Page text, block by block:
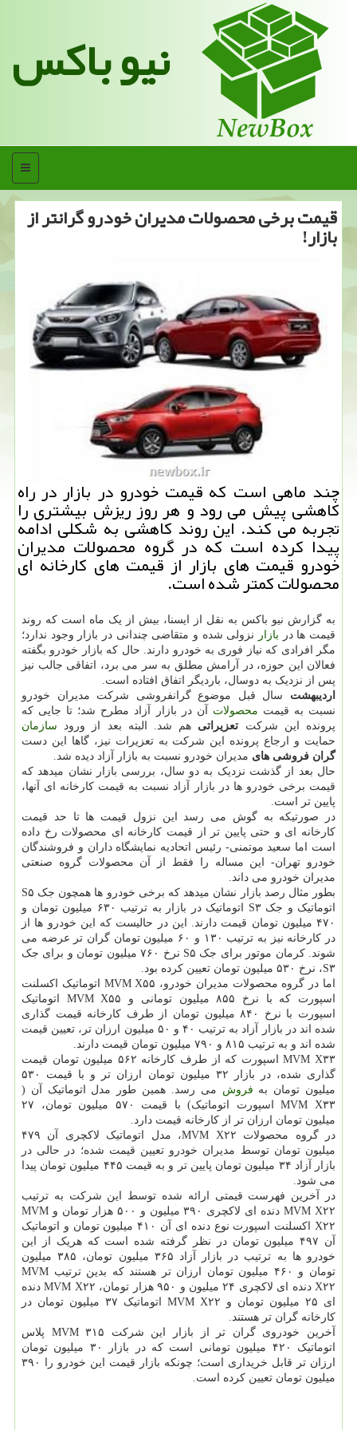
نیو باکس
منو
قیمت برخی محصولات مدیران خودرو گرانتر از
بازار!
چند ماهی است که قیمت خودرو در بازار در راه
کاهشی پیش می رود و هر روز ریزش بیشتری را
تجربه می کند. این روند کاهشی به شکلی ادامه
پیدا کرده است که در گروه محصولات مدیران
خودرو قیمت های بازار از قیمت های کارخانه ای
محصولات کمتر شده است.
به گزارش نیو باکس به نقل از ایسنا، بیش از یک ماه است که روند
قیمت ها در بازار
نزولی شده و متقاضی چندانی در بازار وجود ندارد؛
مگر افرادی که نیاز فوری به خودرو دارند. حال که بازار خودرو بگفته
فعالان این حوزه، در آرامش مطلق به سر می برد، اتفاقی جالب نیز
پس از نزدیک به دوسال، باردیگر اتفاق افتاده است.
اردیبهشت سال قبل موضوع گرانفروشی شرکت مدیران خودرو
نسبت به قیمت محصولات آن در بازار آزاد مطرح شد؛ تا جایی که
پرونده این شرکت تعزیراتی هم شد. البته بعد از ورود سازمان
حمایت و ارجاع پرونده این شرکت به تعزیرات نیز، گاها این دست
گران فروشی های مدیران خودرو نسبت به بازار آزاد دیده شد.
حال بعد از گذشت نزدیک به دو سال، بررسی بازار نشان میدهد که
قیمت برخی خودرو ها در بازار آزاد نسبت به قیمت کارخانه ای آنها،
پایین تر است.
در صورتیکه به گوش می رسد این نزول قیمت ها تا حد قیمت
کارخانه ای و حتی پایین تر از قیمت کارخانه ای محصولات رخ داده
است اما سعید موتمنی- رئیس اتحادیه نمایشگاه داران و فروشندگان
خودرو تهران- این مساله را فقط از آن محصولات گروه صنعتی
مدیران خودرو می داند.
بطور مثال رصد بازار نشان میدهد که برخی خودرو ها همچون جک S۵
اتوماتیک و جک S۳ اتوماتیک در بازار به ترتیب ۶۳۰ میلیون تومان و
۴۷۰ میلیون تومان قیمت دارند. این در حالیست که این خودرو ها از
در کارخانه نیز به ترتیب ۱۳۰ و ۶۰ میلیون تومان گران تر عرضه می
شوند. کرمان موتور برای جک S۵ نرخ ۷۶۰ میلیون تومان و برای جک
S۳، نرخ ۵۳۰ میلیون تومان تعیین کرده بود.
اما در گروه محصولات مدیران خودرو، MVM X۵۵ اتوماتیک اکسلنت
اسپورت که با نرخ ۸۵۵ میلیون تومانی و MVM X۵۵ اتوماتیک
اسپورت با نرخ ۸۴۰ میلیون تومان از طرف کارخانه قیمت گذاری
شده اند در بازار آزاد به ترتیب ۴۰ و ۵۰ میلیون ارزان تر، تعیین قیمت
شده اند و به ترتیب ۸۱۵ و ۷۹۰ میلیون تومان قیمت دارند.
MVM X۳۳ اسپورت که از طرف کارخانه ۵۶۲ میلیون تومان قیمت
گذاری شده، در بازار ۳۲ میلیون تومان ارزان تر و با قیمت ۵۳۰
میلیون تومان به فروش می رسد. همین طور مدل اتوماتیک آن (
MVM X۳۳ اسپورت اتوماتیک) با قیمت ۵۷۰ میلیون تومان، ۲۷
میلیون تومان ارزان تر از کارخانه قیمت دارد.
در گروه محصولات MVM X۲۲، مدل اتوماتیک لاکچری آن ۴۷۹
میلیون تومان توسط مدیران خودرو تعیین قیمت شده؛ در حالی در
بازار آزاد ۳۴ میلیون تومان پایین تر و به قیمت ۴۴۵ میلیون تومان پیدا
می شود.
در آخرین فهرست قیمتی ارائه شده توسط این شرکت به ترتیب
MVM X۲۲ دنده ای لاکچری ۳۹۰ میلیون و ۵۰۰ هزار تومان و MVM
X۲۲ اکسلنت اسپورت نوع دنده ای آن ۴۱۰ میلیون تومان و اتوماتیک
آن ۴۹۷ میلیون تومان در نظر گرفته شده است که هریک از این
خودرو ها به ترتیب در بازار آزاد ۳۶۵ میلیون تومان، ۳۸۵ میلیون
تومان و ۴۶۰ میلیون تومان ارزان تر هستند که بدین ترتیب MVM
X۲۲ دنده ای لاکچری ۲۴ میلیون و ۹۵۰ هزار تومان، MVM X۲۲ دنده
ای ۲۵ میلیون تومان و MVM X۲۲ اتوماتیک ۳۷ میلیون تومان در
کارخانه گران تر هستند.
آخرین خودروی گران تر از بازار این شرکت MVM ۳۱۵ پلاس
اتوماتیک ۴۲۰ میلیون تومانی است که در بازار ۳۰ میلیون تومان
ارزان تر قابل خریداری است؛ چونکه بازار قیمت این خودرو را ۳۹۰
میلیون تومان تعیین کرده است.